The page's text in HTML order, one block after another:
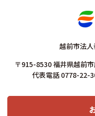
越前市法
〒915-8530 福井県越前
代表電話 0778-22-